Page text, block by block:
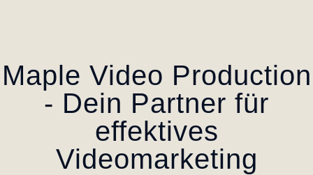
Maple Video Production
- Dein Partner für
effektives
Videomarketing